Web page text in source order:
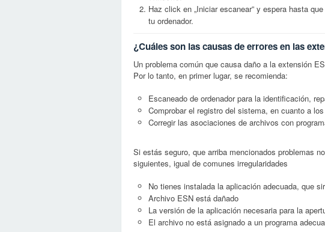
Haz click en „Iniciar escanear” y espera hasta
tu ordenador.
¿Cuáles son las causas de errores en las
Un problema común que causa daño a la extensión
Por lo tanto, en primer lugar, se recomienda:
Escaneado de ordenador para la identificación,
Comprobar el registro del sistema, en cuanto a
Corregir las asociaciones de archivos con
Si estás seguro, que arriba mencionados problemas
siguientes, igual de comunes irregularidades
No tienes instalada la aplicación adecuada, que
Archivo ESN está dañado
La versión de la aplicación necesaria para la
El archivo no está asignado a un programa